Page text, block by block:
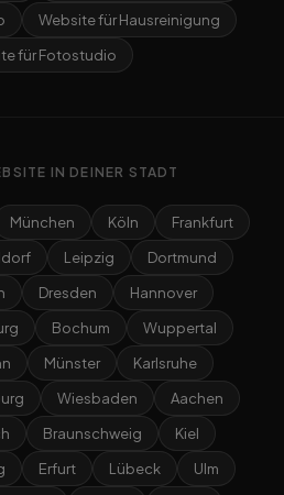
Website für Hausreinigung
für Fotostudio
IN DEINER STADT
München Köln
Frankfurt
Leipzig
Dortmund
Dresden
Hannover
Bochum
Wuppertal
Münster
Karlsruhe
Wiesbaden
Aachen
Braunschweig
Kiel
Erfurt Lübeck Ulm